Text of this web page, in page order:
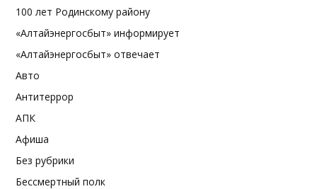
100 лет Родинскому району
«Алтайэнергосбыт» информирует
«Алтайэнергосбыт» отвечает
Авто
Антитеррор
АПК
Афиша
Без рубрики
Бессмертный полк